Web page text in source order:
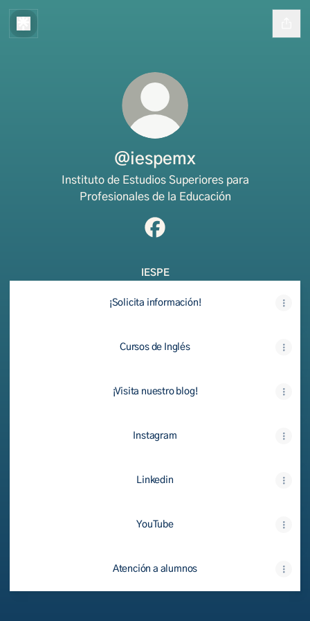
@iespemx
Instituto de Estudios Superiores para
Profesionales de la Educación
IESPE
¡Solicita información!
Cursos de Inglés
¡Visita nuestro blog!
Instagram
Linkedin
YouTube
Atención a alumnos